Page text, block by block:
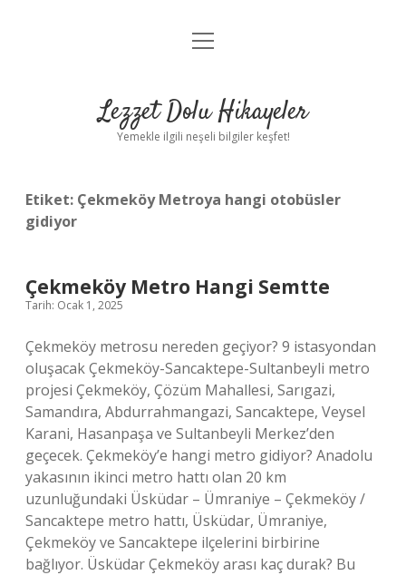
Anasayfa
Yasal Uyarı
menüyü
Lezzet Dolu Hikayeler
Yemekle ilgili neşeli bilgiler keşfet!
Etiket: Çekmeköy Metroya hangi otobüsler
gidiyor
Çekmeköy Metro Hangi Semtte
Tarih: Ocak 1, 2025
Çekmeköy metrosu nereden geçiyor? 9 istasyondan
oluşacak Çekmeköy-Sancaktepe-Sultanbeyli metro
projesi Çekmeköy, Çözüm Mahallesi, Sarıgazi,
Samandıra, Abdurrahmangazi, Sancaktepe, Veysel
Karani, Hasanpaşa ve Sultanbeyli Merkez’den
geçecek. Çekmeköy’e hangi metro gidiyor? Anadolu
yakasının ikinci metro hattı olan 20 km
uzunluğundaki Üsküdar – Ümraniye – Çekmeköy /
Sancaktepe metro hattı, Üsküdar, Ümraniye,
Çekmeköy ve Sancaktepe ilçelerini birbirine
bağlıyor. Üsküdar Çekmeköy arası kaç durak? Bu